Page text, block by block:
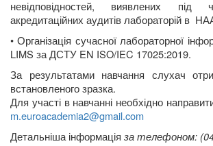
невідповідностей, виявлених під
акредитаційних аудитів лабораторій в
• Організація сучасної лабораторної
LIMS за ДСТУ EN ISO/IEC 17025:2019.
За результатами навчання слухач
встановленого зразка.
Для участі в навчанні необхідно
m.euroacademia2@gmail.com
Детальніша інформація за телефоном: